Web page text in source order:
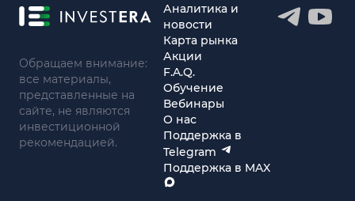
Обращаем внимание:
все материалы,
представленные на
сайте, не являются
инвестиционной
рекомендацией.
Аналитика и
новости
Карта рынка
Акции
F.A.Q.
Обучение
Вебинары
О нас
Поддержка в
Telegram
Поддержка в MAX